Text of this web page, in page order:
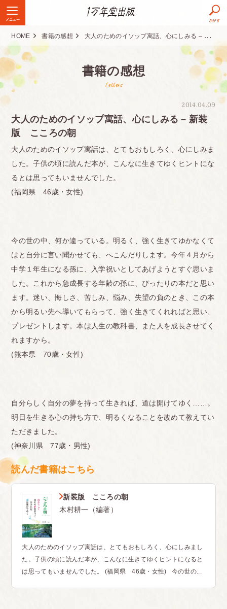
メニュー さがす
HOME 書籍の感想 大人のためのイソップ寓話、心にしみる – 新装版 こころの朝
書籍の感想
Letters
2014.04.09
大人のためのイソップ寓話、心にしみる – 新装
版 こころの朝
大人のためのイソップ寓話は、とてもおもしろく、心にしみま
した。子供の頃に読んだ本が、こんなに生きてゆくヒントにな
るとは思ってもいませんでした。
(福岡県 46歳・女性)
今の世の中、何か違っている。明るく、強く生きてゆかなくて
はと自分に言い聞かせても、へこんだりします。今年４月から
中学１年生になる孫に、入学祝いとしてあげようとすぐ思いま
した。これから急成長する年齢の孫に、ぴったりの本だと思い
ます。迷い、悔しさ、苦しみ、悩み、失望の負のとき、この本
から明るい先へ導いてもらって、強く生きてくれればと思い、
プレゼントします。本は人生の教科書、また人を成長させてく
れますから。
(熊本県 70歳・女性)
自分らしく自分の夢を持って生きれば、道は開けてゆく……。
明日を生きる心の持ち方で、明るくなることを改めて教えてい
ただきました。
(神奈川県 77歳・男性)
読んだ書籍はこちら
新装版 こころの朝
木村耕一（編著）
大人のためのイソップ寓話は、とてもおもしろく、心にしみまし
た。子供の頃に読んだ本が、こんなに生きてゆくヒントになると
は思ってもいませんでした。 (福岡県 46歳・女性) 今の世の...